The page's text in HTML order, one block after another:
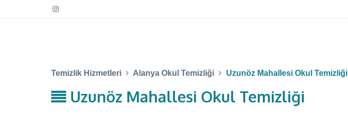
Temizlik Hizmetleri Alanya Okul Temizliği Uzunöz Mahallesi Okul Temizliği
Uzunöz Mahallesi Okul Temizliği